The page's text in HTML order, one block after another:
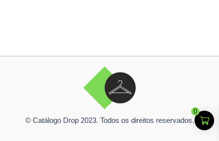
© Catálogo Drop 2023. Todos os direitos reservados.
0